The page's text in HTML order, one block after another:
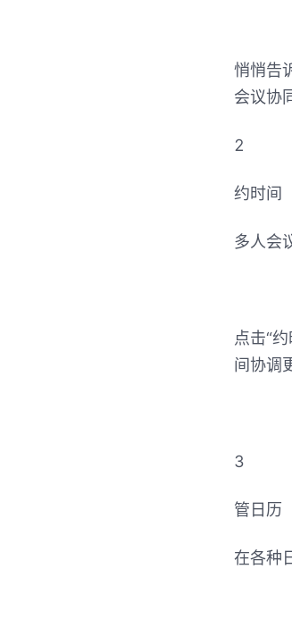
悄悄告
会议协
2
约时间
多人会
点击“
间协调
3
管日历
在各种